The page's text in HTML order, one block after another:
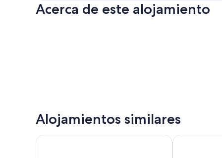
Acerca de este alojamiento
Alojamientos similares
Victoria Hotel & Residence Hôtel Les